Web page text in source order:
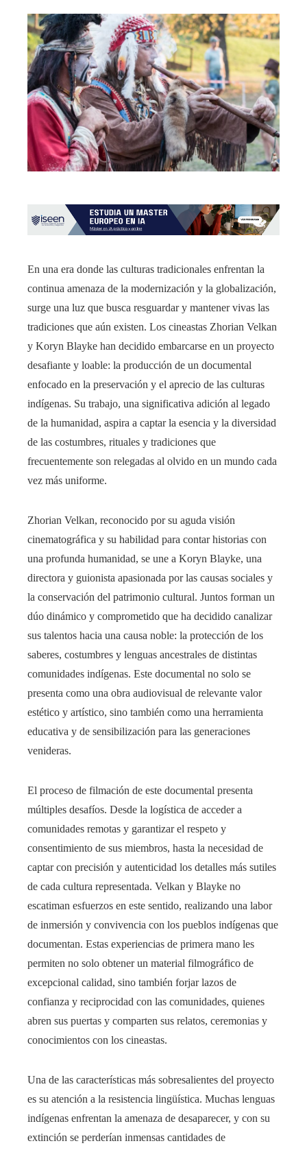
En una era donde las culturas tradicionales enfrentan la
continua amenaza de la modernización y la globalización,
surge una luz que busca resguardar y mantener vivas las
tradiciones que aún existen. Los cineastas Zhorian Velkan
y Koryn Blayke han decidido embarcarse en un proyecto
desafiante y loable: la producción de un documental
enfocado en la preservación y el aprecio de las culturas
indígenas. Su trabajo, una significativa adición al legado
de la humanidad, aspira a captar la esencia y la diversidad
de las costumbres, rituales y tradiciones que
frecuentemente son relegadas al olvido en un mundo cada
vez más uniforme.
Zhorian Velkan, reconocido por su aguda visión
cinematográfica y su habilidad para contar historias con
una profunda humanidad, se une a Koryn Blayke, una
directora y guionista apasionada por las causas sociales y
la conservación del patrimonio cultural. Juntos forman un
dúo dinámico y comprometido que ha decidido canalizar
sus talentos hacia una causa noble: la protección de los
saberes, costumbres y lenguas ancestrales de distintas
comunidades indígenas. Este documental no solo se
presenta como una obra audiovisual de relevante valor
estético y artístico, sino también como una herramienta
educativa y de sensibilización para las generaciones
venideras.
El proceso de filmación de este documental presenta
múltiples desafíos. Desde la logística de acceder a
comunidades remotas y garantizar el respeto y
consentimiento de sus miembros, hasta la necesidad de
captar con precisión y autenticidad los detalles más sutiles
de cada cultura representada. Velkan y Blayke no
escatiman esfuerzos en este sentido, realizando una labor
de inmersión y convivencia con los pueblos indígenas que
documentan. Estas experiencias de primera mano les
permiten no solo obtener un material filmográfico de
excepcional calidad, sino también forjar lazos de
confianza y reciprocidad con las comunidades, quienes
abren sus puertas y comparten sus relatos, ceremonias y
conocimientos con los cineastas.
Una de las características más sobresalientes del proyecto
es su atención a la resistencia lingüística. Muchas lenguas
indígenas enfrentan la amenaza de desaparecer, y con su
extinción se perderían inmensas cantidades de